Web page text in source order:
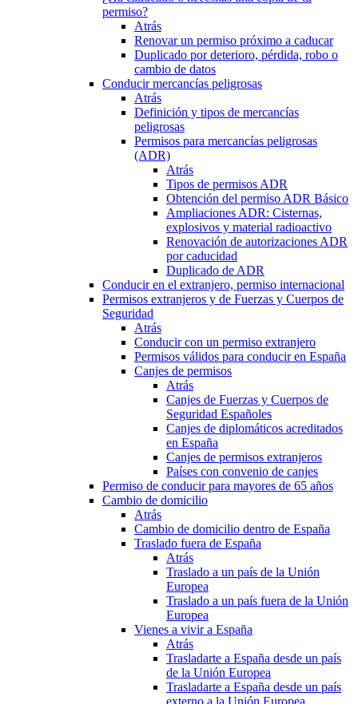
permiso?
Atrás
Renovar un permiso próximo a caducar
Duplicado por deterioro, pérdida, robo o
cambio de datos
Conducir mercancías peligrosas
Atrás
Definición y tipos de mercancías
peligrosas
Permisos para mercancías peligrosas
(ADR)
Atrás
Tipos de permisos ADR
Obtención del permiso ADR Básico
Ampliaciones ADR: Cisternas,
explosivos y material radioactivo
Renovación de autorizaciones ADR
por caducidad
Duplicado de ADR
Conducir en el extranjero, permiso internacional
Permisos extranjeros y de Fuerzas y Cuerpos de
Seguridad
Atrás
Conducir con un permiso extranjero
Permisos válidos para conducir en España
Canjes de permisos
Atrás
Canjes de Fuerzas y Cuerpos de
Seguridad Españoles
Canjes de diplomáticos acreditados
en España
Canjes de permisos extranjeros
Países con convenio de canjes
Permiso de conducir para mayores de 65 años
Cambio de domicilio
Atrás
Cambio de domicilio dentro de España
Traslado fuera de España
Atrás
Traslado a un país de la Unión
Europea
Traslado a un país fuera de la Unión
Europea
Vienes a vivir a España
Atrás
Trasladarte a España desde un país
de la Unión Europea
Trasladarte a España desde un país